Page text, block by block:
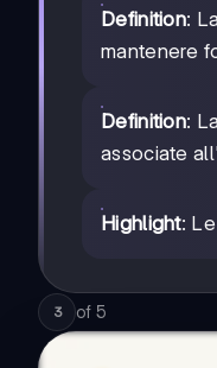
Definition:
mantenere
Definition:
associate
Highlight:
3 of 5